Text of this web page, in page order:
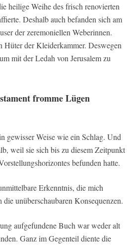
heilige Weihe des frisch renovierten
Deshalb auch befanden sich am
der zeremoniellen Weberinnen.
Hüter der Kleiderkammer. Deswegen
mit der Ledah von Jerusalem zu
fromme Lügen
gewisser Weise wie ein Schlag. Und
weil sie sich bis zu diesem Zeitpunkt
befunden hatte.
Erkenntnis, die mich
die unüberschaubaren Konsequenzen.
aufgefundene Buch war weder alt
Ganz im Gegenteil diente die